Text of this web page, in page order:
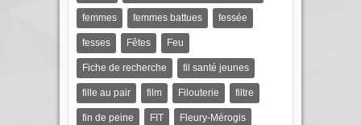
femmes femmes battues fessée
fesses Fêtes Feu
Fiche de recherche fil santé jeunes
fille au pair film Filouterie filtre
fin de peine FIT Fleury-Mérogis